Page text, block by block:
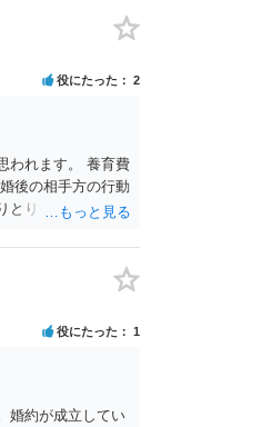
役にたった 2
われます。 養育費
後の相手方の行動
とり等があればそ
役にたった 1
婚約が成立してい